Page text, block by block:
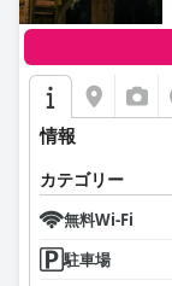
情報
カテゴリー
無料Wi-Fi
駐車場